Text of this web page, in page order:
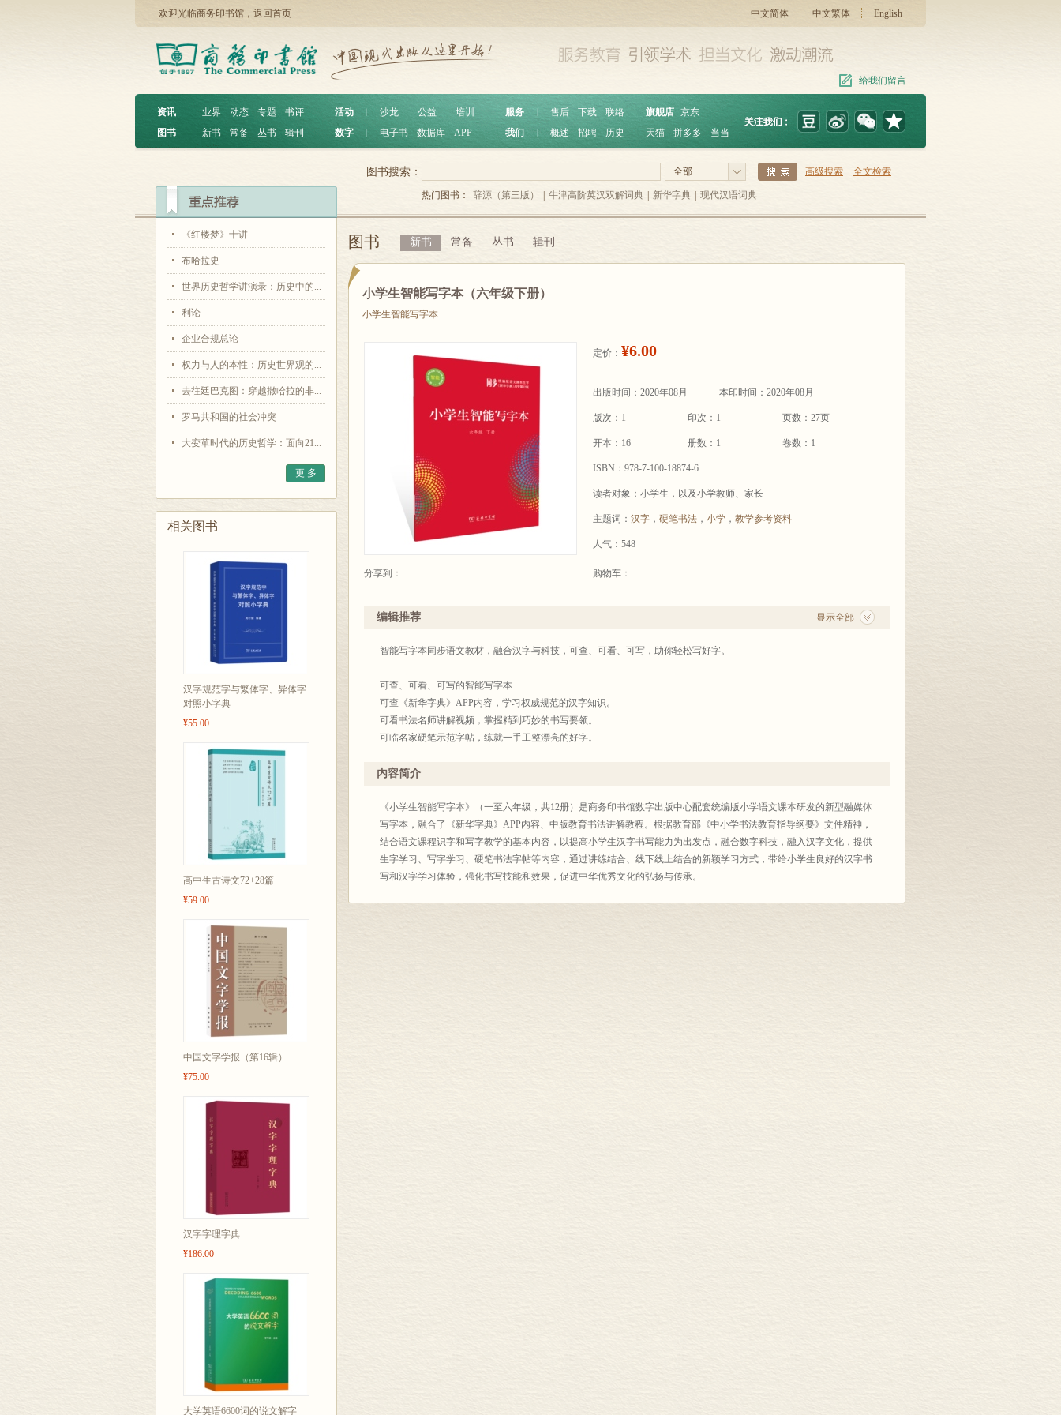
欢迎光临商务印书馆， 返回首页 中文简体 中文繁体 English
给我们留言
资讯 ︱ 业界 动态 专题
书评
图书
︱ 新书 常备 丛书 辑刊
活动 沙龙 公益
培训
数字
电子书 数据库 APP
服务 ︱ 售后 下载
联络
我们
概述 招聘 历史
旗舰店 京东
天猫
拼多多 当当
《红楼梦》十讲
布哈拉史
世界历史哲学讲演录：历史中的...
利论
企业合规总论
权力与人的本性：历史世界观的...
去往廷巴克图：穿越撒哈拉的非...
罗马共和国的社会冲突
大变革时代的历史哲学：面向21...
更 多
相关图书
汉字规范字与繁体字、异体字
对照小字典
¥55.00
高中生古诗文72+28篇
¥59.00
中国文字学报（第16辑）
¥75.00
汉字字理字典
¥186.00
大学英语6600词的说文解字
全部 高级搜索 全文检索
图书搜索：
热门图书： 辞源（第三版） 牛津高阶英汉双解词典 新华字典 现代汉语词典
图书 新书 常备 丛书 辑刊
小学生智能写字本（六年级下册）
小学生智能写字本
分享到：
定价： ¥6.00
出版时间：2020年08月 本印时间：2020年08月
版次：1 印次：1 页数：27页
开本：16 册数：1 卷数：1
ISBN：978-7-100-18874-6
读者对象：小学生，以及小学教师、家长
主题词： 汉字 ， 硬笔书法 ， 小学 ， 教学参考资料
人气：548
购物车：
显示全部
编辑推荐
智能写字本同步语文教材，融合汉字与科技，可查、可看、可写，助你轻松写好字。
可查、可看、可写的智能写字本
可查《新华字典》APP内容，学习权威规范的汉字知识。
可看书法名师讲解视频，掌握精到巧妙的书写要领。
可临名家硬笔示范字帖，练就一手工整漂亮的好字。
内容简介
《小学生智能写字本》（一至六年级，共12册）是商务印书馆数字出版中心配套统编版小学语文课本研发的新型融媒体
写字本，融合了《新华字典》APP内容、中版教育书法讲解教程。根据教育部《中小学书法教育指导纲要》文件精神，
结合语文课程识字和写字教学的基本内容，以提高小学生汉字书写能力为出发点，融合数字科技，融入汉字文化，提供
生字学习、写字学习、硬笔书法字帖等内容，通过讲练结合、线下线上结合的新颖学习方式，带给小学生良好的汉字书
写和汉字学习体验，强化书写技能和效果，促进中华优秀文化的弘扬与传承。